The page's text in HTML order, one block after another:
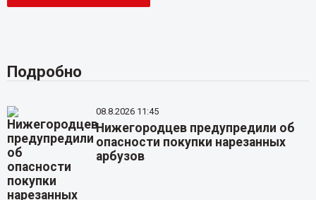
Подробно
08.8.2026 11:45
Нижегородцев предупредили об
опасности покупки нарезанных
арбузов